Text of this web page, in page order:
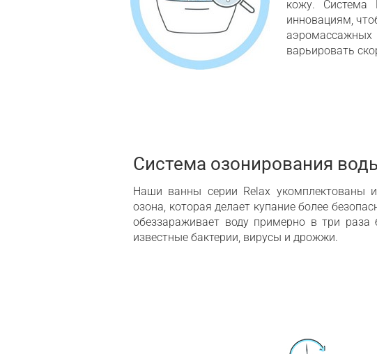
кожу. Система
инновациям,
варьировать
Система озонирования
Наши ванны серии Relax укомплектованы
озона, которая делает купание более
обеззараживает воду примерно в три
известные бактерии, вирусы и дрожжи.